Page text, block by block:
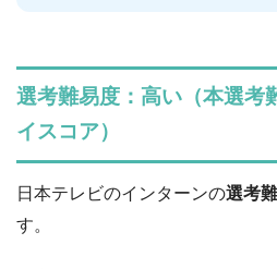
選考難易度：高い（本選考
イスコア）
日本テレビのインターンの選考
す。